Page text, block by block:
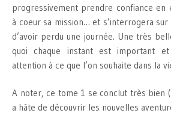
progressivement prendre confiance
à coeur sa mission… et s’interrogera
d’avoir perdu une journée. Une très
quoi chaque instant est important
attention à ce que l’on souhaite dans la
A noter, ce tome 1 se conclut très bien
a hâte de découvrir les nouvelles